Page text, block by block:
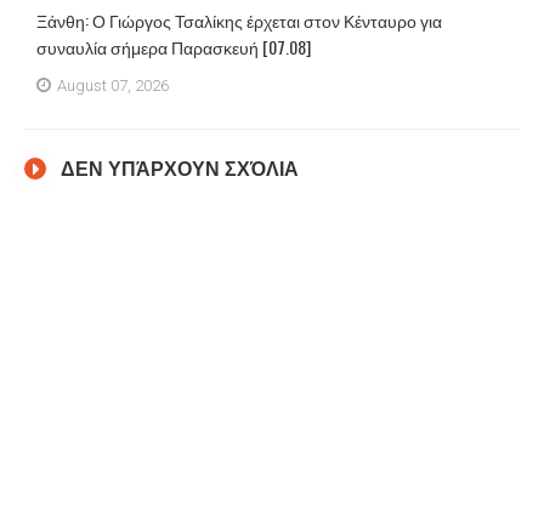
Ξάνθη: Ο Γιώργος Τσαλίκης έρχεται στον Κένταυρο για
συναυλία σήμερα Παρασκευή [07.08]
August 07, 2026
ΔΕΝ ΥΠΆΡΧΟΥΝ ΣΧΌΛΙΑ